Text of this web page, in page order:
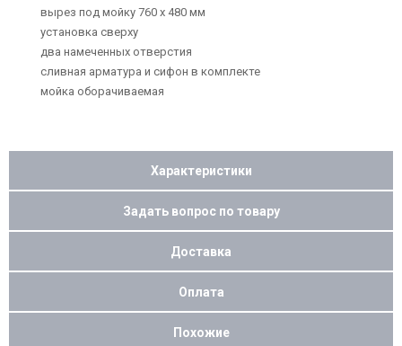
вырез под мойку 760 х 480 мм
установка сверху
два намеченных отверстия
сливная арматура и сифон в комплекте
мойка оборачиваемая
Характеристики
Задать вопрос по товару
Доставка
Оплата
Похожие